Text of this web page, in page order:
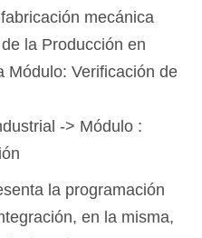
mecánica
la Producción en
Módulo: Verificación de
-> Módulo :
la programación
en la misma,